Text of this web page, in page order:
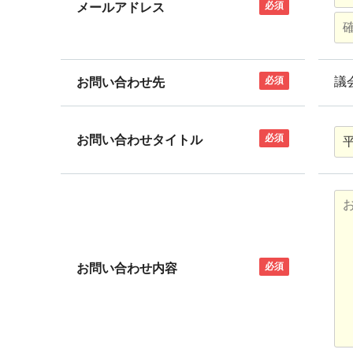
メールアドレス 必須
お問い合わせ先 必須 議
お問い合わせタイトル 必須
お問い合わせ内容 必須